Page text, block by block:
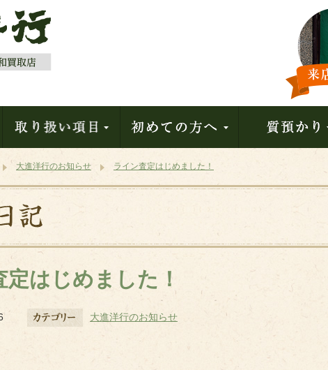
大進洋行のお知らせ ライン査定はじめました！
定はじめました！
大進洋行のお知らせ